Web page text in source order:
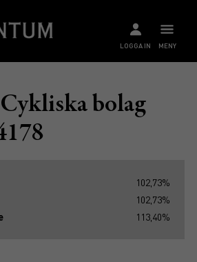
MENY
LOGGA IN
bolag
102,73%
102,73%
113,40%